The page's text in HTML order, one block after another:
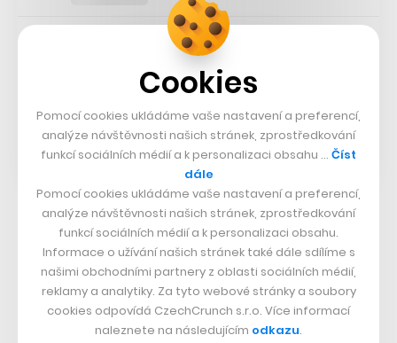
Poprvé svou unikátní novinku adidas nabídl už během
června. Tehdy však šel do prodeje jen velmi limitovaný
počet kusů, který se podle vyjádření firmy vyprodal
během patnácti minut. Proto nyní adidas na úspěch
modelu adizero Adios Pro navazuje s upravenou verzí,
Cookies
Pomocí cookies ukládáme vaše nastavení a preferencí,
analýze návštěvnosti našich stránek, zprostředkování
funkcí sociálních médií a k personalizaci obsahu … Číst
dále
Pomocí cookies ukládáme vaše nastavení a preferencí,
analýze návštěvnosti našich stránek, zprostředkování
funkcí sociálních médií a k personalizaci obsahu.
Informace o užívání našich stránek také dále sdílíme s
našimi obchodními partnery z oblasti sociálních médií,
reklamy a analytiky. Za tyto webové stránky a soubory
cookies odpovídá CzechCrunch s.r.o. Více informací
naleznete na následujícím odkazu.